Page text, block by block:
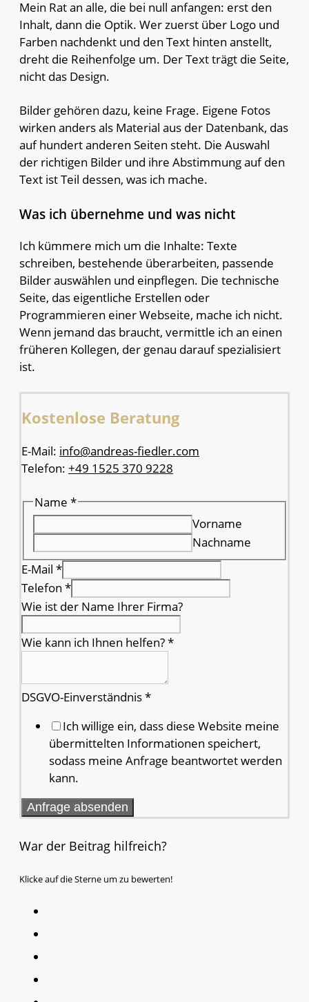
Mein Rat an alle, die bei null anfangen: erst den
Inhalt, dann die Optik. Wer zuerst über Logo und
Farben nachdenkt und den Text hinten anstellt,
dreht die Reihenfolge um. Der Text trägt die Seite,
nicht das Design.
Bilder gehören dazu, keine Frage. Eigene Fotos
wirken anders als Material aus der Datenbank, das
auf hundert anderen Seiten steht. Die Auswahl
der richtigen Bilder und ihre Abstimmung auf den
Text ist Teil dessen, was ich mache.
Was ich übernehme und was nicht
Ich kümmere mich um die Inhalte: Texte
schreiben, bestehende überarbeiten, passende
Bilder auswählen und einpflegen. Die technische
Seite, das eigentliche Erstellen oder
Programmieren einer Webseite, mache ich nicht.
Wenn jemand das braucht, vermittle ich an einen
früheren Kollegen, der genau darauf spezialisiert
ist.
Kostenlose Beratung
E-Mail: info@andreas-fiedler.com
Telefon: +49 1525 370 9228
Name *
Vorname
Nachname
E-Mail *
Telefon *
Wie ist der Name Ihrer Firma?
Wie kann ich Ihnen helfen?*
E-
Wie
Firma?
DSGVO-Einverständnis*
Ich willige ein, dass diese Website meine
übermittelten Informationen speichert,
sodass meine Anfrage beantwortet werden
kann.
Anfrage absenden
War der Beitrag hilfreich?
Klicke auf die Sterne um zu bewerten!